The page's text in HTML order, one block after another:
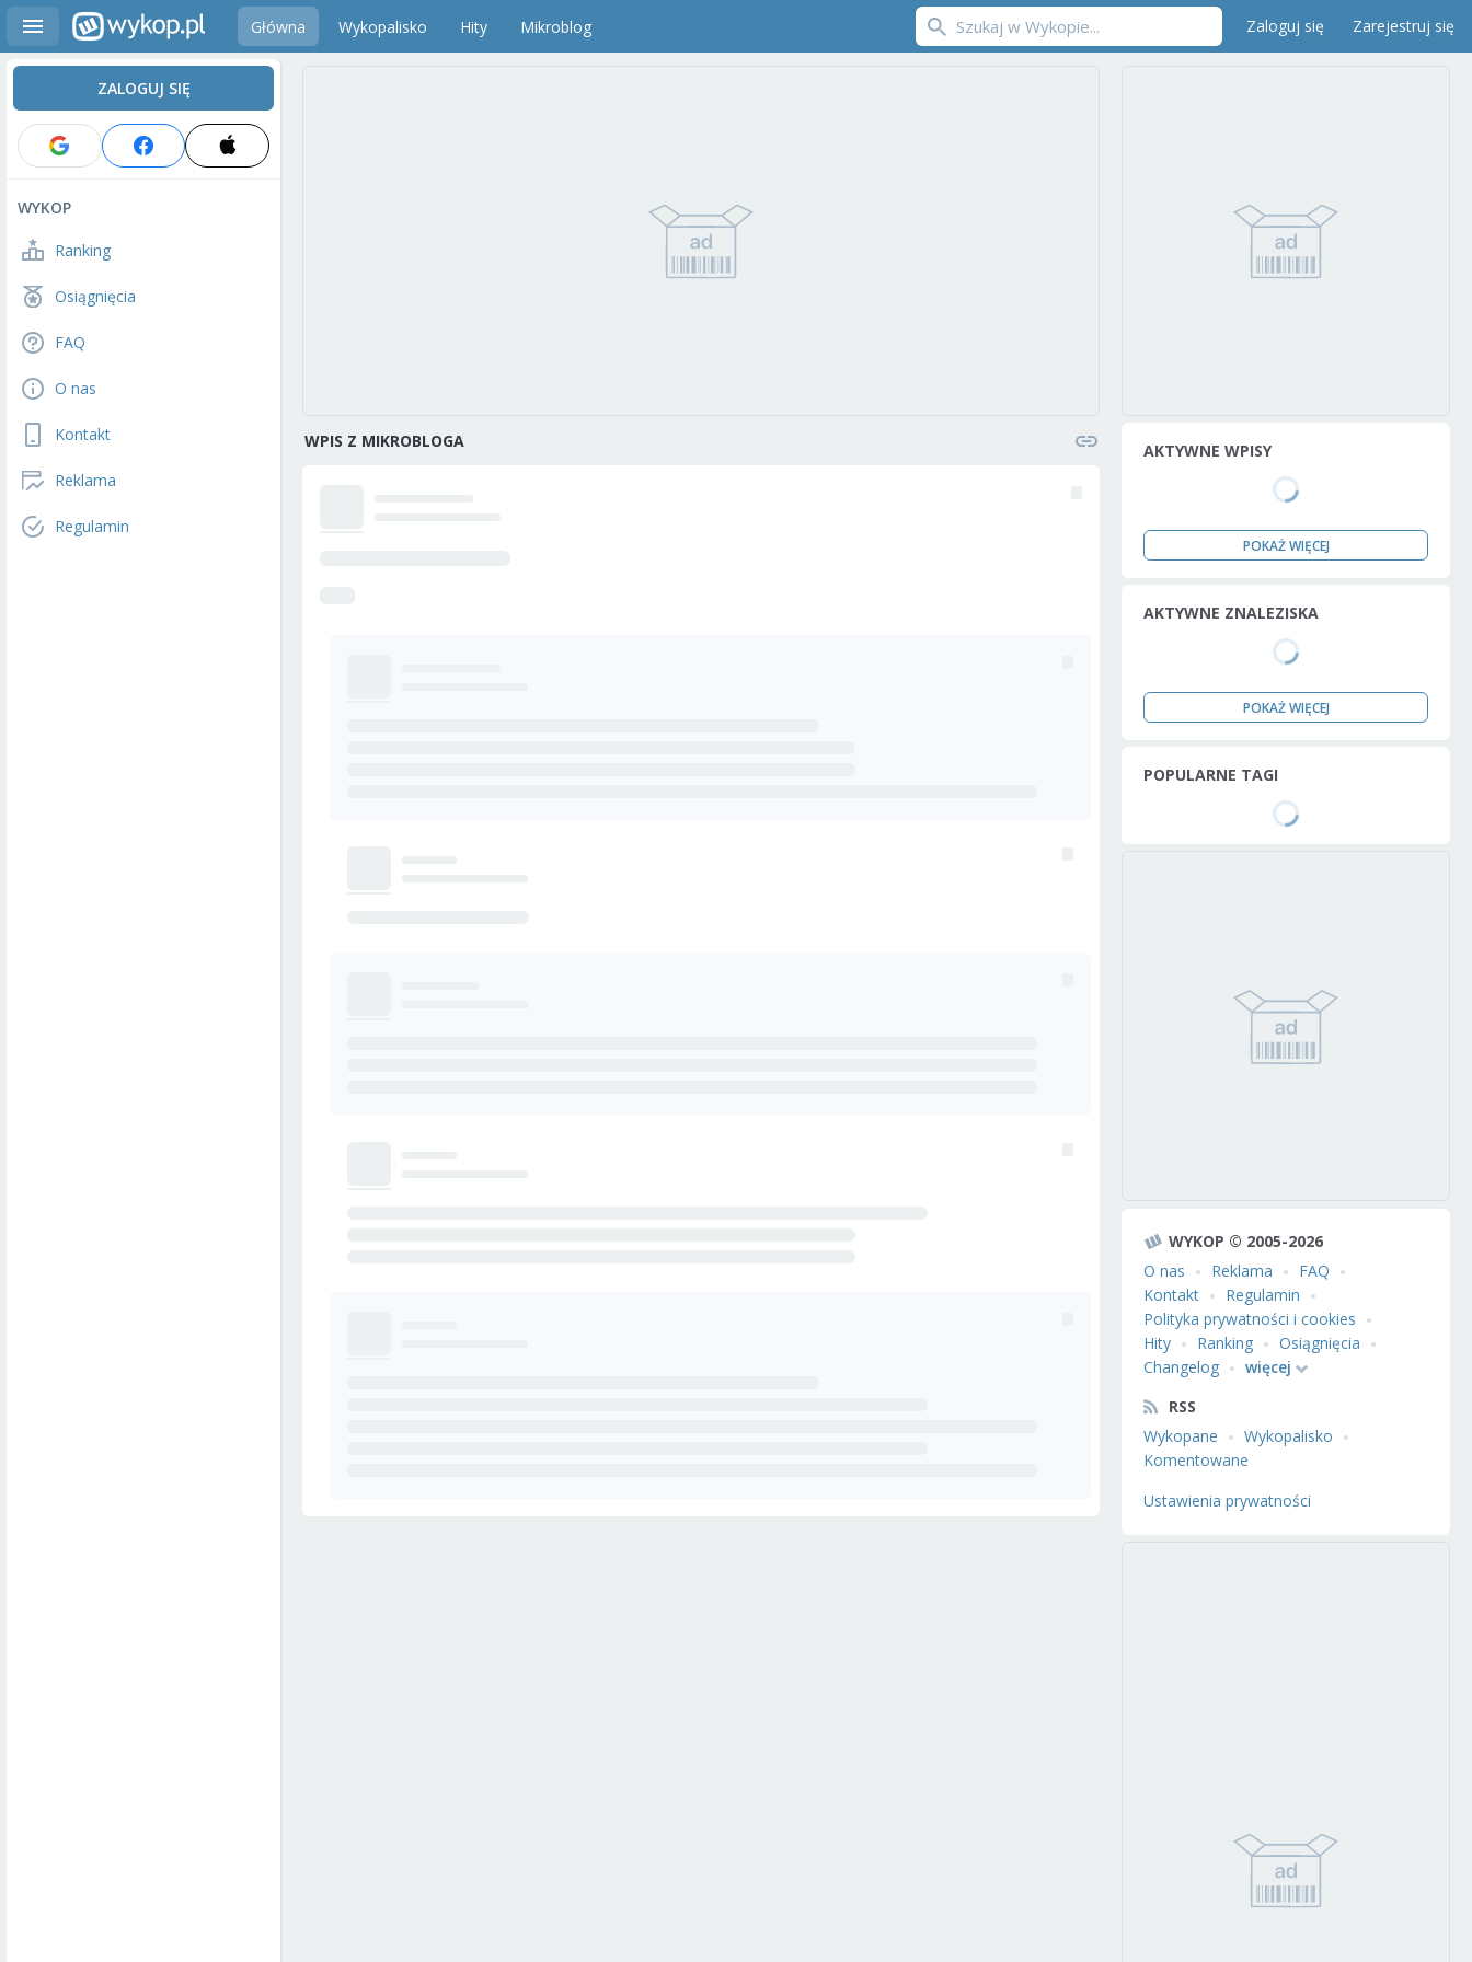
Główna Wykopalisko Hity Mikroblog Zaloguj się Zarejestruj się
ZALOGUJ SIĘ
WYKOP
Ranking
Osiągnięcia
FAQ
O nas
Kontakt
Reklama
Regulamin
WPIS Z MIKROBLOGA AKTYWNE WPISY
POKAŻ WIĘCEJ
AKTYWNE ZNALEZISKA
POKAŻ WIĘCEJ
POPULARNE TAGI
WYKOP © 2005-2026
O nas
Reklama
FAQ
Kontakt
Regulamin
Polityka prywatności i cookies
Hity
Ranking
Osiągnięcia
Changelog
więcej
RSS
Wykopane
Wykopalisko
Komentowane
Ustawienia prywatności